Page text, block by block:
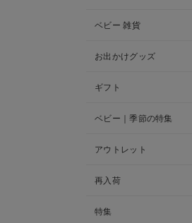
ベビー 雑貨
お出かけグッズ
ギフト
ベビー｜季節の特集
アウトレット
再入荷
特集